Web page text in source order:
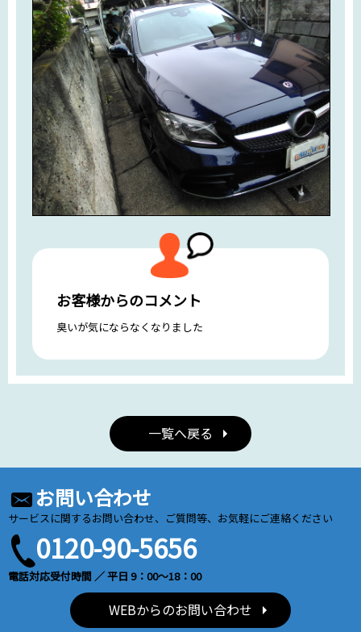
お客様からのコメント
臭いが気にならなくなりました
一覧へ戻る
お問い合わせ
サービスに関するお問い合わせ、ご質問等、お気軽にご連絡ください
0120-90-5656
電話対応受付時間 ／ 平日 9：00～18：00
WEBからのお問い合わせ